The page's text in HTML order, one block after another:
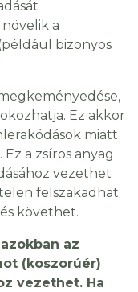
a
bizonyos
Ez akkor
miatt
a zsíros anyag
vezethet
felszakadhat
követhet.
az
(koszorúér)
vezethet. Ha